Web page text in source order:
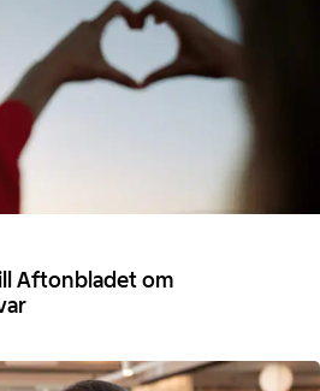
Aftonbladet om